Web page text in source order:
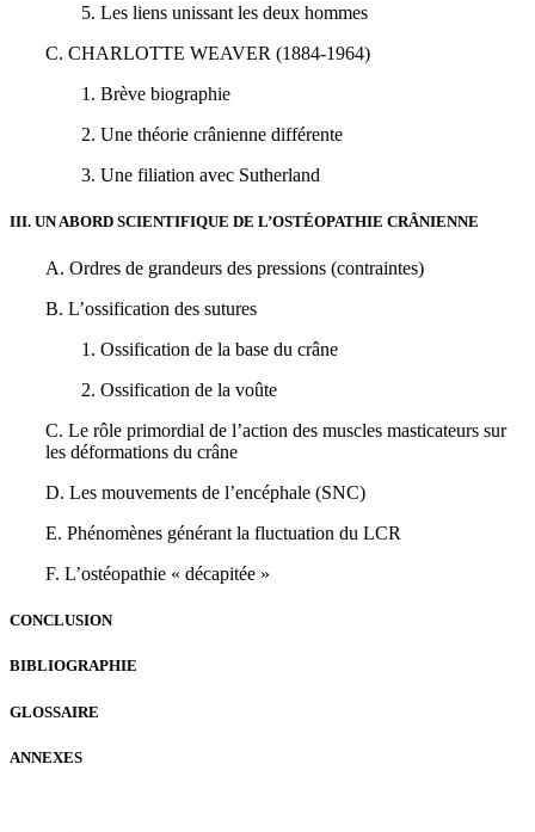
5. Les liens unissant les deux hommes
C. CHARLOTTE WEAVER (1884-1964)
1. Brève biographie
2. Une théorie crânienne différente
3. Une filiation avec Sutherland
III. UN ABORD SCIENTIFIQUE DE L’OSTÉOPATHIE CRÂNIENNE
A. Ordres de grandeurs des pressions (contraintes)
B. L’ossification des sutures
1. Ossification de la base du crâne
2. Ossification de la voûte
C. Le rôle primordial de l’action des muscles masticateurs sur
les déformations du crâne
D. Les mouvements de l’encéphale (SNC)
E. Phénomènes générant la fluctuation du LCR
F. L’ostéopathie « décapitée »
CONCLUSION
BIBLIOGRAPHIE
GLOSSAIRE
ANNEXES